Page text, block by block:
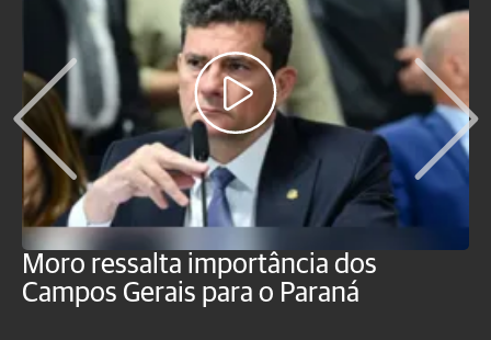
Moro ressalta importância dos
Campos Gerais para o Paraná